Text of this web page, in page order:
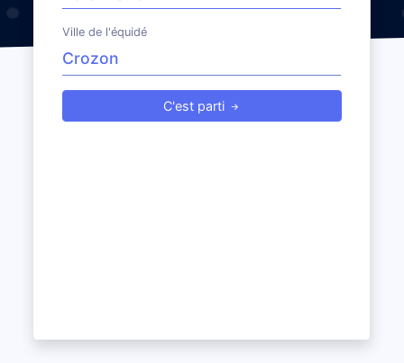
Ville de l'équidé
C'est parti